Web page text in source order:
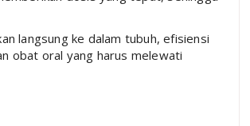
langsung ke dalam tubuh, efisiensi
obat oral yang harus melewati